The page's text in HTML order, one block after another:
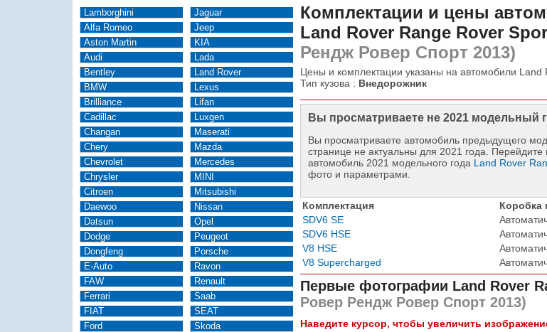
Lamborghini
Alfa Romeo
Aston Martin
Audi
Bentley
BMW
Brilliance
Cadillac
Changan
Chery
Chevrolet
Chrysler
Citroen
Daewoo
Datsun
Dodge
Dongfeng
E-Auto
FAW
Ferrari
FIAT
Ford
Jaguar
Jeep
KIA
Lada
Land Rover
Lexus
Lifan
Luxgen
Maserati
Mazda
Mercedes
MINI
Mitsubishi
Nissan
Opel
Peugeot
Porsche
Ravon
Renault
Saab
SEAT
Skoda
Комплектации и цены
Land Rover Range Rover
Рендж Ровер Спорт 2013)
Цены и комплектации указаны на автомобили Land
Тип кузова : Внедорожник
Вы просматриваете не 2021 модельный
Вы просматриваете автомобиль предыдущего
странице не актуальны для 2021 года. Перейдите
автомобиль 2021 модельного года Land Rover
фото и параметрами.
Комплектация Коробка
SDV6 SE
SDV6 HSE
V8 HSE
V8 Supercharged
Первые фотографии Land Rover
Ровер Рендж Ровер Спорт 2013)
Наведите курсор, чтобы увеличить